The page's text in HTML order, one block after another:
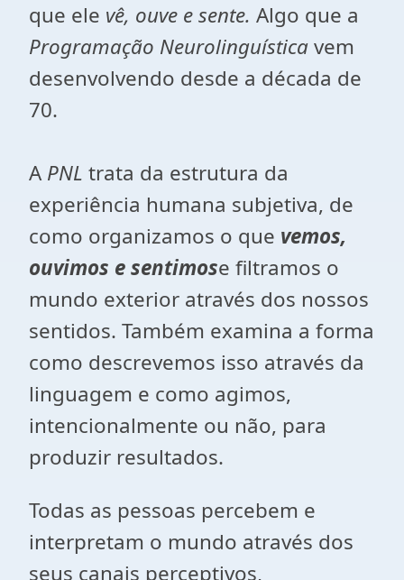
que ele vê, ouve e sente. Algo que a
Programação Neurolinguísticavem
desenvolvendo desde a década de
70.
A PNL trata da estrutura da
experiência humana subjetiva, de
como organizamos o que vemos,
ouvimos e sentimose filtramos o
mundo exterior através dos nossos
sentidos. Também examina a forma
como descrevemos isso através da
linguagem e como agimos,
intencionalmente ou não, para
produzir resultados.
Todas as pessoas percebem e
interpretam o mundo através dos
seus canais perceptivos,